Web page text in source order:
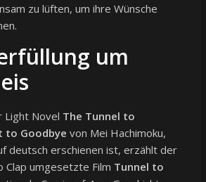
zu lüften, um ihre Wünsche
um
Light Novel The Tunnel to
to Goodbye von Mei Hachimoku,
deutsch erschienen ist, erzählt der
Clap umgesetzte Film Tunnel to